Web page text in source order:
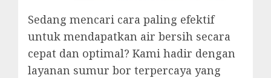
Sedang mencari cara paling efektif
untuk mendapatkan air bersih secara
cepat dan optimal? Kami hadir dengan
layanan sumur bor terpercaya yang